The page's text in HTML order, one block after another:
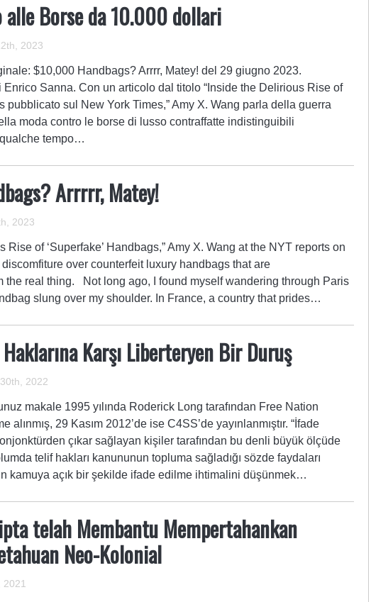
alle Borse da 10.000 dollari
2023
$10,000 Handbags? Arrrr, Matey! del 29 giugno 2023.
Sanna. Con un articolo dal titolo “Inside the Delirious Rise of
pubblicato sul New York Times,” Amy X. Wang parla della guerra
moda contro le borse di lusso contraffatte indistinguibili
tempo…
Arrrrr, Matey!
2023
Rise of ‘Superfake’ Handbags,” Amy X. Wang at the NYT reports on
over counterfeit luxury handbags that are
the real thing. Not long ago, I found myself wandering through Paris
slung over my shoulder. In France, a country that prides…
Karşı Liberteryen Bir Duruş
2022
makale 1995 yılında Roderick Long tarafından Free Nation
alınmış, 29 Kasım 2012’de ise C4SS’de yayınlanmıştır. “İfade
çıkar sağlayan kişiler tarafından bu denli büyük ölçüde
telif hakları kanununun topluma sağladığı sözde faydaları
kamuya açık bir şekilde ifade edilme ihtimalini düşünmek…
telah Membantu Mempertahankan
Neo-Kolonial
2021